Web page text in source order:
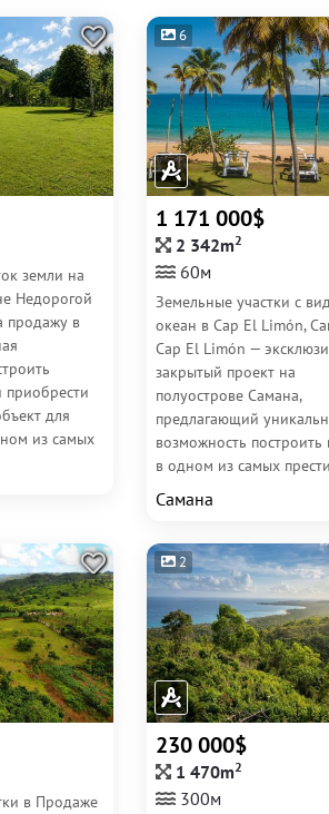
земли на
Недорогой
продажу в
для
из самых
6
1 171 000$
2 342m2
60м
Земельные участки с
океан в Cap El Limón,
Cap El Limón —
закрытый проект на
полуострове Самана,
предлагающий
возможность построить
в одном из самых
и приватных мест...
Самана
в Продажe
2
230 000$
1 470m2
300м